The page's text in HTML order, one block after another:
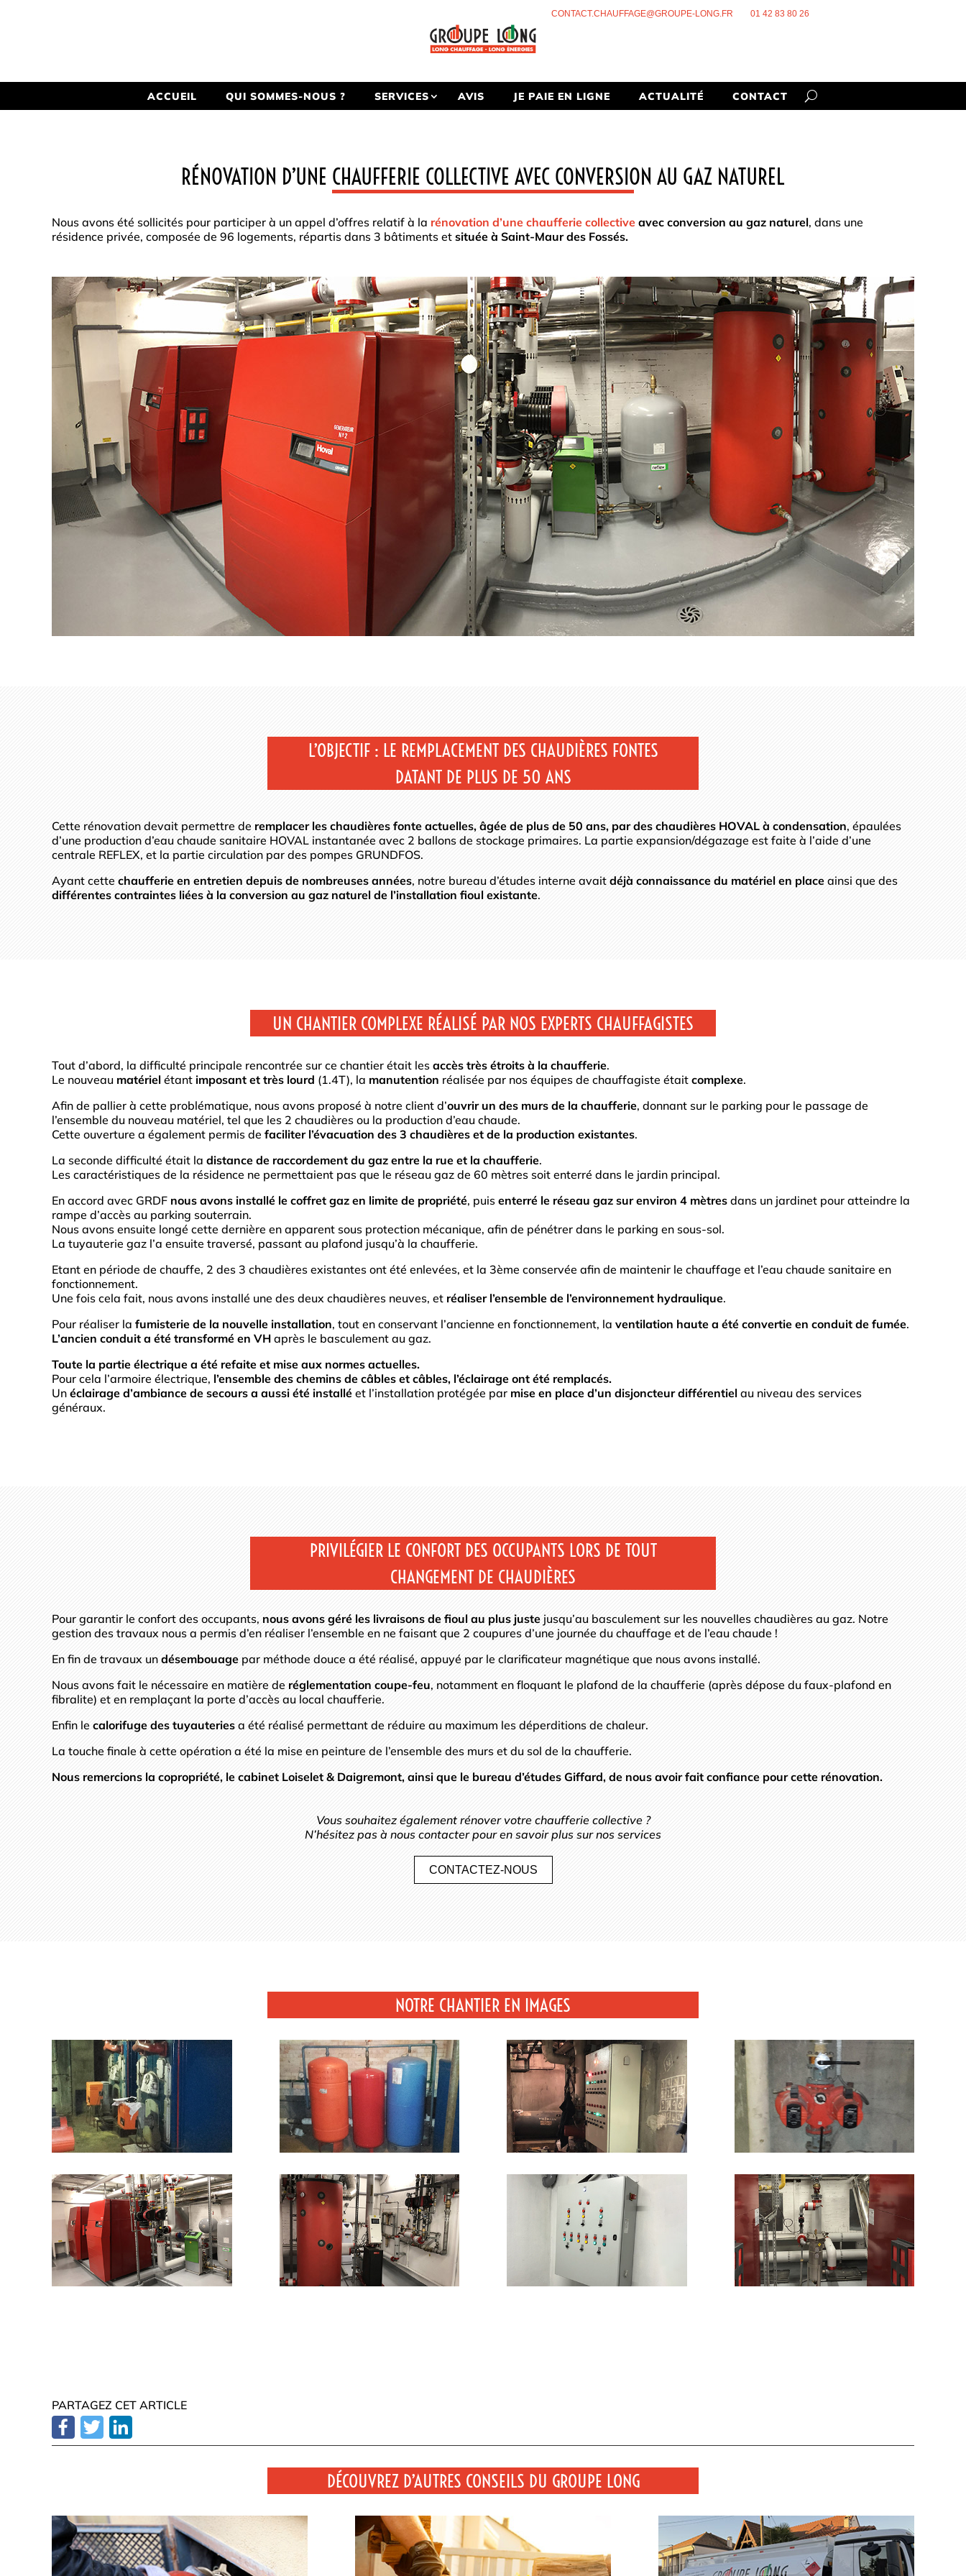
CONTACT.CHAUFFAGE@GROUPE-LONG.FR 01 42 83 80 26
ACCUEIL QUI SOMMES-NOUS ? SERVICES AVIS JE PAIE EN LIGNE ACTUALITÉ CONTACT
RÉNOVATION D’UNE CHAUFFERIE COLLECTIVE AVEC CONVERSION AU GAZ NATUREL
Nous avons été sollicités pour participer à un appel d’offres relatif à la rénovation d’une chaufferie collective avec conversion au gaz naturel, dans une
résidence privée, composée de 96 logements, répartis dans 3 bâtiments et située à Saint-Maur des Fossés.
L’OBJECTIF : LE REMPLACEMENT DES CHAUDIÈRES FONTES
DATANT DE PLUS DE 50 ANS
Cette rénovation devait permettre de remplacer les chaudières fonte actuelles, âgée de plus de 50 ans, par des chaudières HOVAL à condensation, épaulées
d’une production d’eau chaude sanitaire HOVAL instantanée avec 2 ballons de stockage primaires. La partie expansion/dégazage est faite à l’aide d’une
centrale REFLEX, et la partie circulation par des pompes GRUNDFOS.
Ayant cette chaufferie en entretien depuis de nombreuses années, notre bureau d’études interne avait déjà connaissance du matériel en place ainsi que des
différentes contraintes liées à la conversion au gaz naturel de l’installation fioul existante.
UN CHANTIER COMPLEXE RÉALISÉ PAR NOS EXPERTS CHAUFFAGISTES
Tout d’abord, la difficulté principale rencontrée sur ce chantier était les accès très étroits à la chaufferie.
Le nouveau matériel étant imposant et très lourd (1.4T), la manutention réalisée par nos équipes de chauffagiste était complexe.
Afin de pallier à cette problématique, nous avons proposé à notre client d’ouvrir un des murs de la chaufferie, donnant sur le parking pour le passage de
l’ensemble du nouveau matériel, tel que les 2 chaudières ou la production d’eau chaude.
Cette ouverture a également permis de faciliter l’évacuation des 3 chaudières et de la production existantes.
La seconde difficulté était la distance de raccordement du gaz entre la rue et la chaufferie.
Les caractéristiques de la résidence ne permettaient pas que le réseau gaz de 60 mètres soit enterré dans le jardin principal.
En accord avec GRDF nous avons installé le coffret gaz en limite de propriété, puis enterré le réseau gaz sur environ 4 mètres dans un jardinet pour atteindre la
rampe d’accès au parking souterrain.
Nous avons ensuite longé cette dernière en apparent sous protection mécanique, afin de pénétrer dans le parking en sous-sol.
La tuyauterie gaz l’a ensuite traversé, passant au plafond jusqu’à la chaufferie.
Etant en période de chauffe, 2 des 3 chaudières existantes ont été enlevées, et la 3ème conservée afin de maintenir le chauffage et l’eau chaude sanitaire en
fonctionnement.
Une fois cela fait, nous avons installé une des deux chaudières neuves, et réaliser l’ensemble de l’environnement hydraulique.
Pour réaliser la fumisterie de la nouvelle installation, tout en conservant l’ancienne en fonctionnement, la ventilation haute a été convertie en conduit de fumée.
L’ancien conduit a été transformé en VH après le basculement au gaz.
Toute la partie électrique a été refaite et mise aux normes actuelles.
Pour cela l’armoire électrique, l’ensemble des chemins de câbles et câbles, l’éclairage ont été remplacés.
Un éclairage d’ambiance de secours a aussi été installé et l’installation protégée par mise en place d’un disjoncteur différentiel au niveau des services
généraux.
PRIVILÉGIER LE CONFORT DES OCCUPANTS LORS DE TOUT
CHANGEMENT DE CHAUDIÈRES
Pour garantir le confort des occupants, nous avons géré les livraisons de fioul au plus juste jusqu’au basculement sur les nouvelles chaudières au gaz. Notre
gestion des travaux nous a permis d’en réaliser l’ensemble en ne faisant que 2 coupures d’une journée du chauffage et de l’eau chaude !
En fin de travaux un désembouage par méthode douce a été réalisé, appuyé par le clarificateur magnétique que nous avons installé.
Nous avons fait le nécessaire en matière de réglementation coupe-feu, notamment en floquant le plafond de la chaufferie (après dépose du faux-plafond en
fibralite) et en remplaçant la porte d’accès au local chaufferie.
Enfin le calorifuge des tuyauteries a été réalisé permettant de réduire au maximum les déperditions de chaleur.
La touche finale à cette opération a été la mise en peinture de l’ensemble des murs et du sol de la chaufferie.
Nous remercions la copropriété, le cabinet Loiselet & Daigremont, ainsi que le bureau d’études Giffard, de nous avoir fait confiance pour cette rénovation.
Vous souhaitez également rénover votre chaufferie collective ?
N’hésitez pas à nous contacter pour en savoir plus sur nos services
CONTACTEZ-NOUS
NOTRE CHANTIER EN IMAGES
PARTAGEZ CET ARTICLE
DÉCOUVREZ D’AUTRES CONSEILS DU GROUPE LONG